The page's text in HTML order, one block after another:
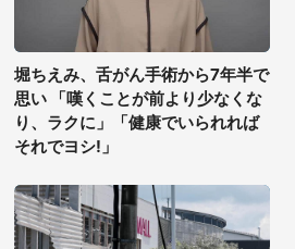
堀ちえみ、舌がん手術から7年半で
思い 「嘆くことが前より少なくな
り、ラクに」「健康でいられれば
それでヨシ!」